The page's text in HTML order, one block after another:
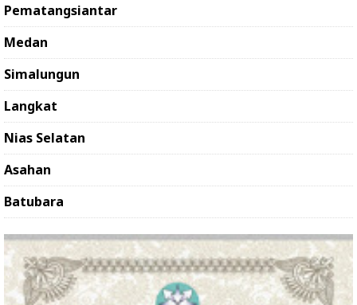
Pematangsiantar
Medan
Simalungun
Langkat
Nias Selatan
Asahan
Batubara